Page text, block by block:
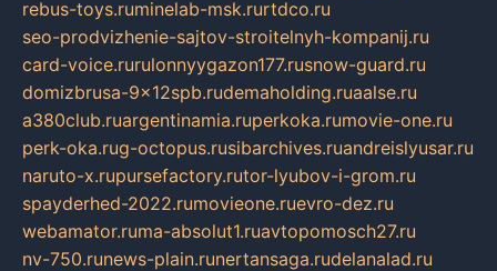
rebus-toys.ruminelab-msk.rurtdco.ru
seo-prodvizhenie-sajtov-stroitelnyh-kompanij.ru
card-voice.rurulonnyygazon177.rusnow-guard.ru
domizbrusa-9x12spb.rudemaholding.ruaalse.ru
a380club.ruargentinamia.ruperkoka.rumovie-one.ru
perk-oka.rug-octopus.rusibarchives.ruandreislyusar.ru
naruto-x.rupursefactory.rutor-lyubov-i-grom.ru
spayderhed-2022.rumovieone.ruevro-dez.ru
webamator.ruma-absolut1.ruavtopomosch27.ru
nv-750.runews-plain.runertansaga.rudelanalad.ru